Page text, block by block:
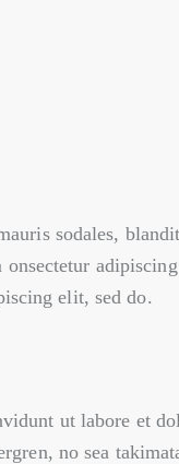
sodales,
elit, sed do.
ut labore et
no sea